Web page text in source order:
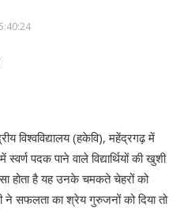
विश्वविद्यालय (हकेवि), महेंद्रगढ़ में
पदक पाने वाले विद्यार्थियों की खुशी
होता है यह उनके चमकते चेहरों को
सफलता का श्रेय गुरुजनों को दिया तो